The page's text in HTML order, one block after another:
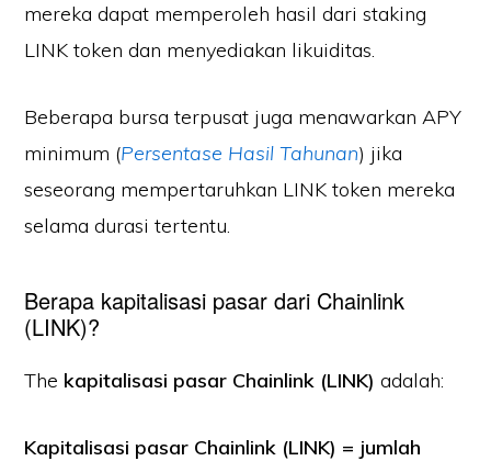
mereka dapat memperoleh hasil dari staking
LINK token dan menyediakan likuiditas.
Beberapa bursa terpusat juga menawarkan APY
minimum (Persentase Hasil Tahunan) jika
seseorang mempertaruhkan LINK token mereka
selama durasi tertentu.
Berapa kapitalisasi pasar dari Chainlink
(LINK)?
The kapitalisasi pasar Chainlink (LINK) adalah:
Kapitalisasi pasar Chainlink (LINK) = jumlah